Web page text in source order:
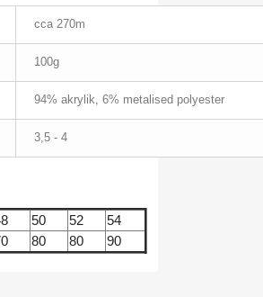
cca 270m
100g
94% akrylik, 6% metalised polyester
3,5 - 4
50 52
54
80 80 90